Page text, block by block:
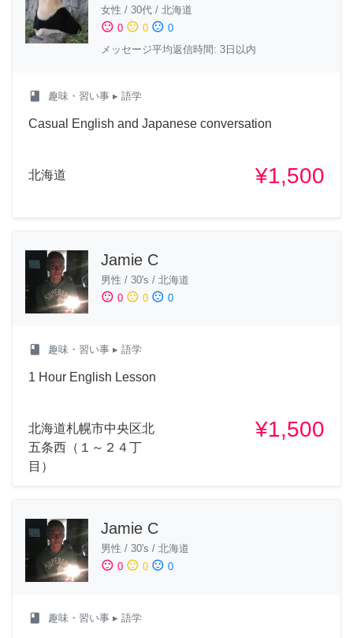
女性 / 30代 / 北海道
sentiment_satisfied 0 sentiment_neutral 0 sentiment_dissatisfied 0
メッセージ平均返信時間: 3日以内
class 趣味・習い事 ▸ 語学
Casual English and Japanese conversation
北海道 ¥1,500
Jamie C
男性 / 30's / 北海道
sentiment_satisfied 0 sentiment_neutral 0 sentiment_dissatisfied 0
class 趣味・習い事 ▸ 語学
1 Hour English Lesson
北海道札幌市中央区北
五条西（１～２４丁
目）
¥1,500
Jamie C
男性 / 30's / 北海道
sentiment_satisfied 0 sentiment_neutral 0 sentiment_dissatisfied 0
class 趣味・習い事 ▸ 語学